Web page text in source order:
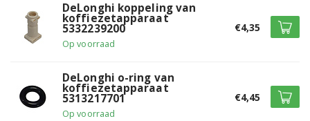
BAR40 0132104029
BAR40 0132104031
BAR40 0132104037
BAR40 0132104043
DeLonghi koppeling van
koffiezetapparaat
5332239200
Op voorraad
€4,35
DeLonghi o-ring van
koffiezetapparaat
5313217701
Op voorraad
€4,45